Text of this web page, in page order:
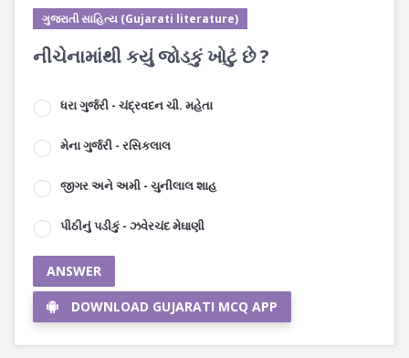
ગુજરાતી સાહિત્ય (Gujarati literature)
નીચેનામાંથી કયું જોડકું ખોટું છે ?
ધરા ગુર્જરી - ચંદ્રવદન ચી. મહેતા
મેના ગુર્જરી - રસિકલાલ
જીગર અને અમી - ચુનીલાલ શાહ
પીઠીનું પડીકું - ઝવેરચંદ મેઘાણી
ANSWER
DOWNLOAD GUJARATI MCQ APP